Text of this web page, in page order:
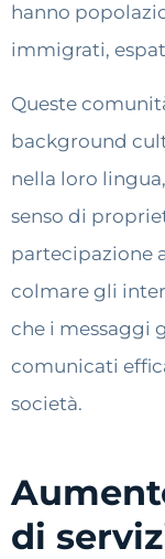
hanno
immigrati,
Queste
background
nella loro
senso di
partecipazione
colmare gli
che i messaggi
comunicati
società.
di